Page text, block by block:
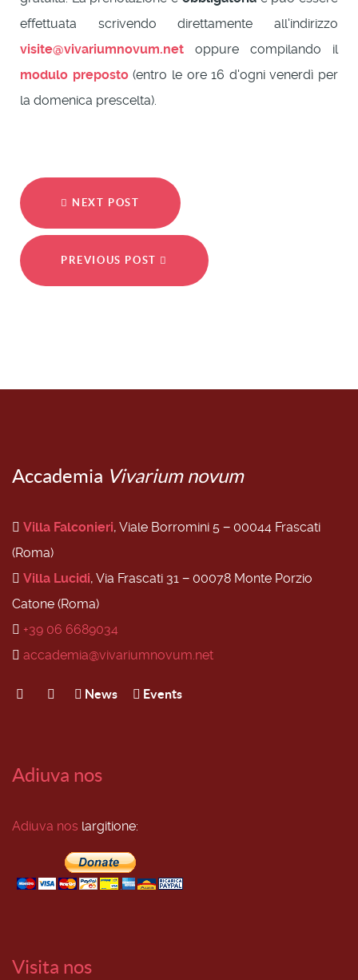
effettuata scrivendo direttamente all'indirizzo
visite@vivariumnovum.net oppure compilando il
modulo preposto(entro le ore 16 d'ogni venerdì per
la domenica prescelta).
NEXT POST
PREVIOUS POST
Accademia Vivarium novum
Villa Falconieri, Viale Borromini 5 − 00044 Frascati
(Roma)
Villa Lucidi, Via Frascati 31 − 00078 Monte Porzio
Catone (Roma)
+39 06 6689034
accademia@vivariumnovum.net
News Events
Adiuva nos
Adiuva nos largitione:
Visita nos